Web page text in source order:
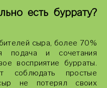
есть буррату?
сыра, более 70%
подача и сочетания
восприятие бурраты.
соблюдать простые
не потерял своих